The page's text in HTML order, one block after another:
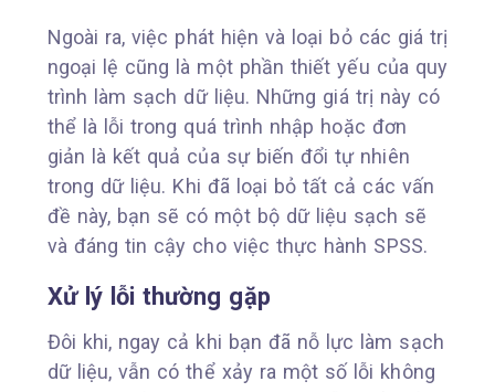
Ngoài ra, việc phát hiện và loại bỏ các giá trị
ngoại lệ cũng là một phần thiết yếu của quy
trình làm sạch dữ liệu. Những giá trị này có
thể là lỗi trong quá trình nhập hoặc đơn
giản là kết quả của sự biến đổi tự nhiên
trong dữ liệu. Khi đã loại bỏ tất cả các vấn
đề này, bạn sẽ có một bộ dữ liệu sạch sẽ
và đáng tin cậy cho việc thực hành SPSS.
Xử lý lỗi thường gặp
Đôi khi, ngay cả khi bạn đã nỗ lực làm sạch
dữ liệu, vẫn có thể xảy ra một số lỗi không